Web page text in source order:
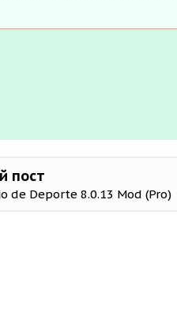
пост
de Deporte 8.0.13 Mod (Pro)